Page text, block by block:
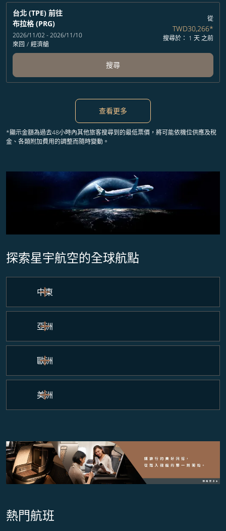
台北 (TPE) 前往
布拉格 (PRG)
2026/11/02 - 2026/11/10
來回 / 經濟艙
從
TWD30,266*
搜尋於： 1 天 之前
搜尋
查看更多
*顯示金額為過去48小時內其他旅客搜尋到的最低票價，將可能依機位供應及稅
金、各類附加費用的調整而隨時變動。
探索星宇航空的全球航點
中東
亞洲
歐洲
美洲
熱門航班